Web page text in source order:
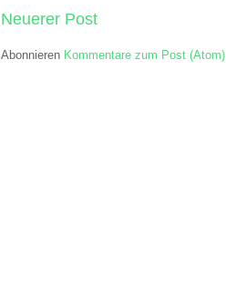
Neuerer Post
Abonnieren Kommentare zum Post (Atom)